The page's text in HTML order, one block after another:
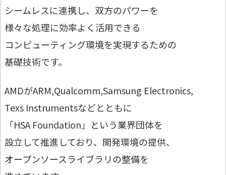
シームレスに連携し、双方のパワーを
様々な処理に効率よく活用できる
コンピューティング環境を実現するための
基礎技術です。
AMDがARM,Qualcomm,Samsung Electronics,
Texs Instrumentsなどとともに
「HSA Foundation」という業界団体を
設立して推進しており、開発環境の提供、
オープンソースライブラリの整備を